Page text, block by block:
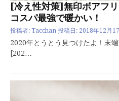
[冷え性対策]無印ボアフ
コスパ最強で暖かい！
投稿者: Tacchan 投稿日: 2018年12月
2020年とうとう見つけたよ！末
[202…